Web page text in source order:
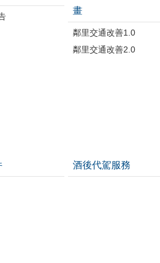
畫
鄰里交通改善1.0
鄰里交通改善2.0
酒後代駕服務